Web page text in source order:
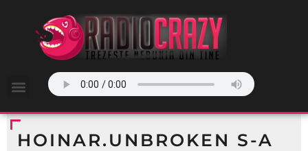
HOINAR.UNBROKEN S-A